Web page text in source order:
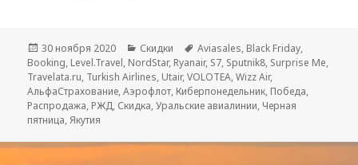
Опубликовано
30 ноября 2020 Рубрики
Скидки Метки
Aviasales, Black Friday,
Booking, Level.Travel, NordStar, Ryanair, S7, Sputnik8, Surprise Me,
Travelata.ru, Turkish Airlines, Utair,VOLOTEA,Wizz Air,
АльфаСтрахование,Аэрофлот, Киберпонедельник, Победа,
Распродажа, РЖД, Скидка,Уральские авиалинии, Черная
пятница,Якутия